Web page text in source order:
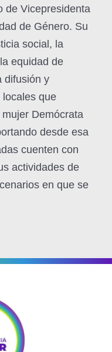
de Vicepresidenta
de Género. Su
social, la
equidad de
difusión y
que
Demócrata
desde esa
cuenten con
actividades de
en que se